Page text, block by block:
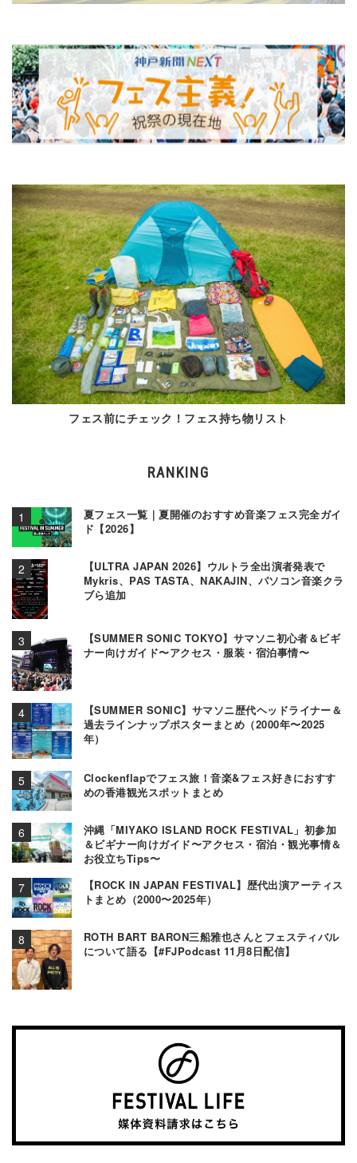
フェス前にチェック！フェス持ち物リスト
RANKING
夏フェス一覧｜夏開催のおすすめ音楽フェス完全ガイ
ド【2026】
【ULTRA JAPAN 2026】ウルトラ全出演者発表で
Mykris、PAS TASTA、NAKAJIN、パソコン音楽クラ
ブら追加
【SUMMER SONIC TOKYO】サマソニ初心者＆ビギ
ナー向けガイド〜アクセス・服装・宿泊事情〜
【SUMMER SONIC】サマソニ歴代ヘッドライナー＆
過去ラインナップポスターまとめ（2000年〜2025
年）
Clockenflapでフェス旅！音楽&フェス好きにおすす
めの香港観光スポットまとめ
沖縄「MIYAKO ISLAND ROCK FESTIVAL」初参加
＆ビギナー向けガイド〜アクセス・宿泊・観光事情＆
お役立ちTips〜
【ROCK IN JAPAN FESTIVAL】歴代出演アーティス
トまとめ（2000〜2025年）
ROTH BART BARON三船雅也さんとフェスティバル
について語る【#FJPodcast 11月8日配信】